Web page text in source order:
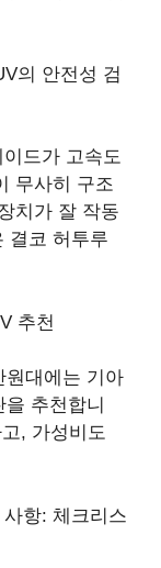
의 안전성 검
드가 고속도
무사히 구조
치가 잘 작동
결코 허투루
추천
원대에는 기아
추천합니
, 가성비도
항: 체크리스